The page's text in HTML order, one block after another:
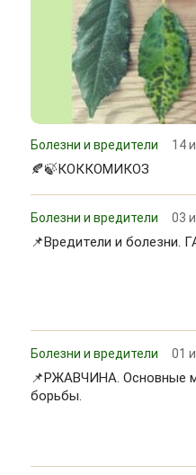
Болезни и вредители 14
🍂🍃КОККОМИКОЗ
Болезни и вредители 03
📌Вредители и болезни.
Болезни и вредители 01
📌РЖАВЧИНА. Основные
борьбы.